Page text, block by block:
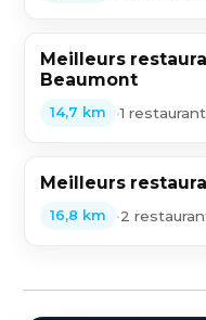
Meilleurs
Beaumont
14,7 km •1 restaurant
Meilleurs
16,8 km •2